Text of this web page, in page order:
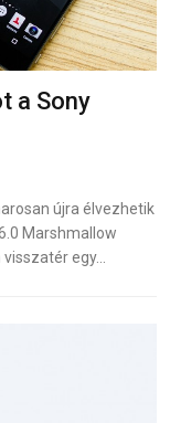
a Sony
újra élvezhetik
Marshmallow
egy…